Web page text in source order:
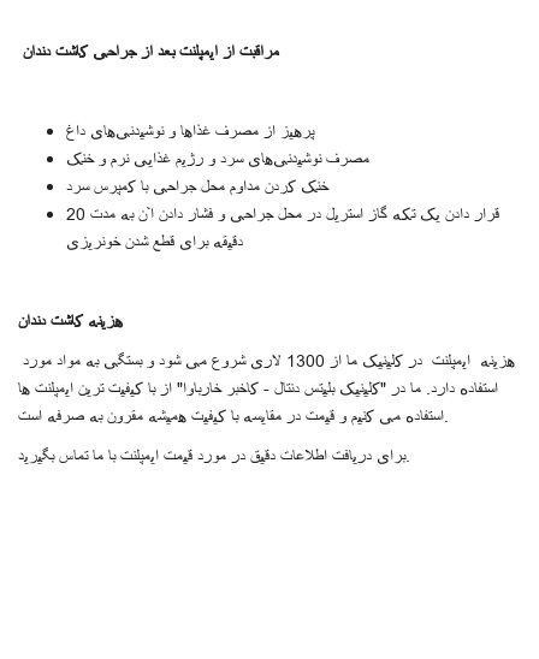
مراقبت از ایمپلنت بعد از جراحی کاشت دندان
پرهیز از مصرف غذاها و نوشیدنی‌های داغ
مصرف نوشیدنی‌های سرد و رژیم غذایی نرم و خنک
خنک کردن مداوم محل جراحی با کمپرس سرد
قرار دادن یک تکه گاز استریل در محل جراحی و فشار دادن آن به مدت 20
دقیقه برای قطع شدن خونریزی
استفاده دارد. ما در "کلینیک بلیتس دنتال - کاخبر خارباوا" از با کیفیت ترین ایمپلنت ها
استفاده می کنیم و قیمت در مقایسه با کیفیت همیشه مقرون به صرفه است.
برای دریافت اطلاعات دقیق در مورد قیمت ایمپلنت با ما تماس بگیرید.